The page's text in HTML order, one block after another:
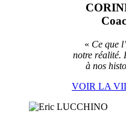
« Ce que
notre réalité.
à nos
VOIR LA